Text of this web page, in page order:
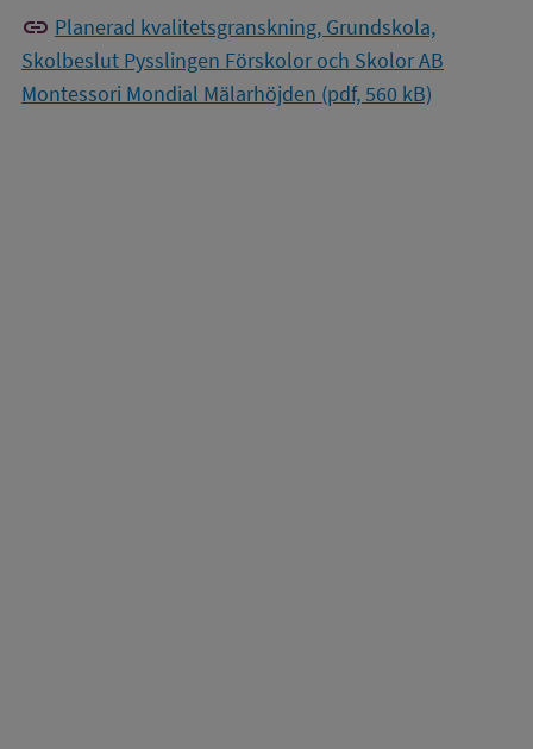
link Planerad kvalitetsgranskning, Grundskola,
Skolbeslut Pysslingen Förskolor och Skolor AB
Montessori Mondial Mälarhöjden (pdf, 560 kB)